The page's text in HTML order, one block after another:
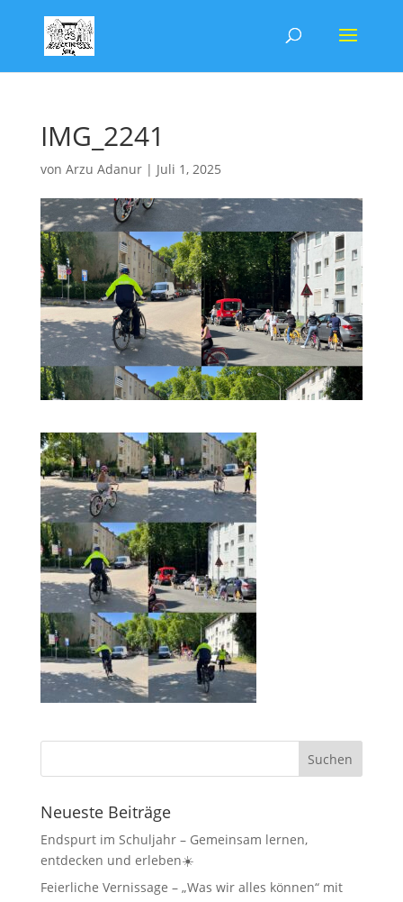
IMG_2241
von Arzu Adanur| Juli 1, 2025
Neueste Beiträge
Endspurt im Schuljahr – Gemeinsam lernen,
entdecken und erleben☀️
Feierliche Vernissage – „Was wir alles können“ mit